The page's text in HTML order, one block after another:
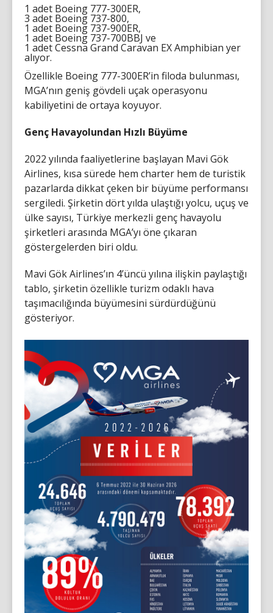
1 adet Boeing 777-300ER,
3 adet Boeing 737-800,
1 adet Boeing 737-900ER,
1 adet Boeing 737-700BBJ ve
1 adet Cessna Grand Caravan EX Amphibian yer
alıyor.
Özellikle Boeing 777-300ER’in filoda bulunması,
MGA’nın geniş gövdeli uçak operasyonu
kabiliyetini de ortaya koyuyor.
Genç Havayolundan Hızlı Büyüme
2022 yılında faaliyetlerine başlayan Mavi Gök
Airlines, kısa sürede hem charter hem de turistik
pazarlarda dikkat çeken bir büyüme performansı
sergiledi. Şirketin dört yılda ulaştığı yolcu, uçuş ve
ülke sayısı, Türkiye merkezli genç havayolu
şirketleri arasında MGA’yı öne çıkaran
göstergelerden biri oldu.
Mavi Gök Airlines’ın 4’üncü yılına ilişkin paylaştığı
tablo, şirketin özellikle turizm odaklı hava
taşımacılığında büyümesini sürdürdüğünü
gösteriyor.